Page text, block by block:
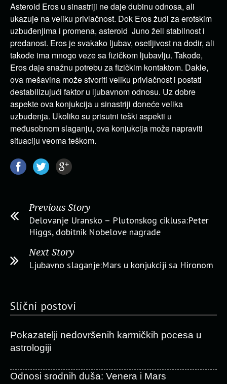
Asteroid Eros u sinastriji ne daje dubinu odnosa, ali
ukazuje na veliku privlačnost. Dok Eros žudi za erotskim
uzbuđenjima i promena, asteroid Juno želi stabilnost i
predanost. Eros je svakako ljubav, osetljivost na dodir, ali
takođe ima mnogo veze sa fizičkom ljubavlju. Takođe,
Eros daje snažnu potrebu za fizičkim kontaktom. Dakle,
ova mešavina može stvoriti veliku privlačnost i postati
destabilizujući faktor u ljubavnom odnosu. Uz dobre
aspekte ova konjukcija u sinastriji doneće velika
uzbuđenja. Ukoliko su prisutni teški aspekti u
međusobnom slaganju, ova konjukcija može napraviti
situaciju veoma teškom.
Previous Story
Delovanje Uransko – Plutonskog ciklusa:Peter
Higgs, dobitnik Nobelove nagrade
Next Story
Ljubavno slaganje:Mars u konjukciji sa Hironom
Slični postovi
Pokazatelji nedovršenih karmičkih pocesa u
astrologiji
Odnosi srodnih duša: Venera i Mars